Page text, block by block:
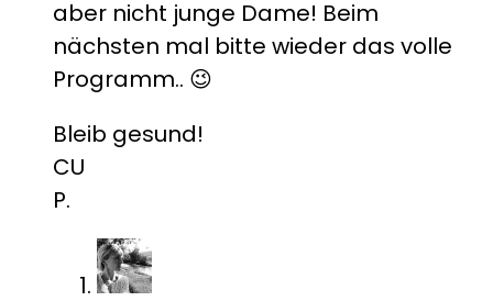
aber nicht junge Dame! Beim
nächsten mal bitte wieder das volle
Programm.. 😉
Bleib gesund!
CU
P.